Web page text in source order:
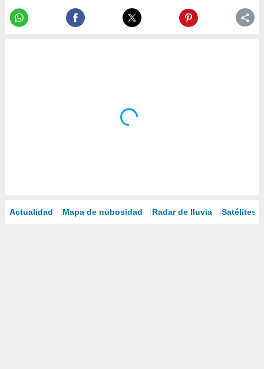
Actualidad Mapa de nubosidad Radar de lluvia Satélites